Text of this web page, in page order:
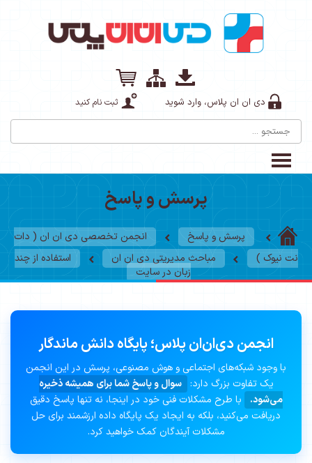
دی ان ان پلاس، وارد شوید ثبت نام کنید
پرسش و پاسخ
پرسش و پاسخ
انجمن تخصصی دی ان ان ( دات
نت نیوک )
مباحث مدیریتی دی ان ان
استفاده از چند
زبان در سایت
انجمن دی‌ان‌ان پلاس؛ پایگاه دانش ماندگار
با وجود شبکه‌های اجتماعی و هوش مصنوعی، پرسش در این انجمن
یک تفاوت بزرگ دارد: سوال و پاسخ شما برای همیشه ذخیره
می‌شود.
با طرح مشکلات فنی خود در اینجا، نه تنها پاسخ دقیق
دریافت می‌کنید، بلکه به ایجاد یک پایگاه داده ارزشمند برای حل
مشکلات آیندگان کمک خواهید کرد.